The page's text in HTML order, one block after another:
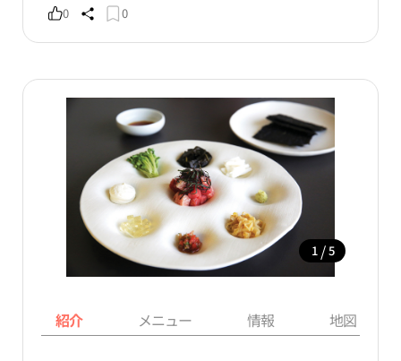
0 0
1 / 5
紹介 メニュー 情報 地図